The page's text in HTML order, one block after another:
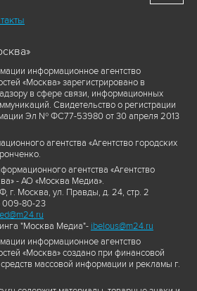
информационное агентство
«Москва» зарегистрировано в
в сфере связи, информационных
Свидетельство о регистрации
Эл № ФС77-53980 от 30 апреля 2013
агентства «Агентство городских
агентства «Агентство
- АО «Москва Медиа».
г. Москва, ул. Правды, д. 24, стр. 2
009-80-23
"Москва Медиа"- ibelous@m24.ru
информационное агентство
«Москва» создано при финансовой
массовой информации и рекламы г.